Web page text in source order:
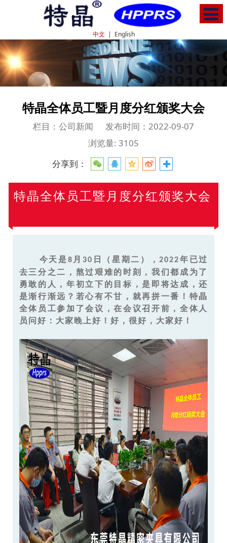
中文 | English
特晶全体员工暨月度分红颁奖大会
栏目：公司新闻
发布时间：2022-09-07
浏览量: 3105
分享到：
特晶全体员工暨月度分红颁奖大会
今天是8 月30 日（星期二）， 2022年已过
去三分之二，熬过艰难的时刻，我们都成为了
勇敢的人，年初立下的目标，是即将达成，还
是渐行渐远？若心有不甘，就再拼一番！特晶
全体员工参加了会议，在会议召开前，全体人
员问好：大家晚上好！好，很好，大家好！